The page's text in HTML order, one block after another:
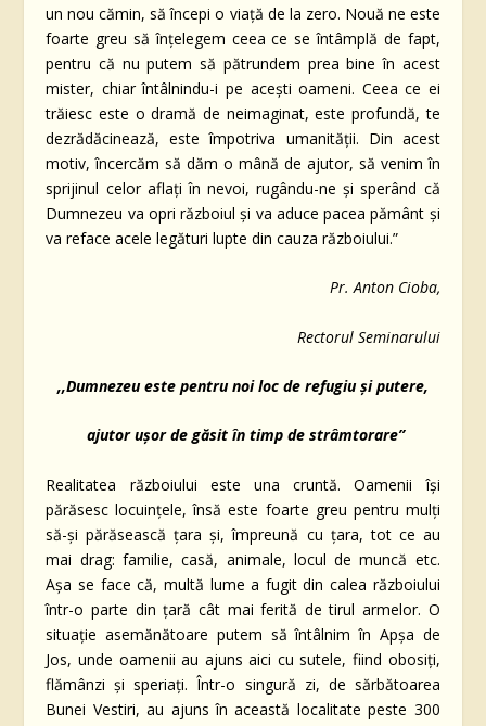
un nou cămin, să începi o viață de la zero. Nouă ne este
foarte greu să înțelegem ceea ce se întâmplă de fapt,
pentru că nu putem să pătrundem prea bine în acest
mister, chiar întâlnindu-i pe acești oameni. Ceea ce ei
trăiesc este o dramă de neimaginat, este profundă, te
dezrădăcinează, este împotriva umanității. Din acest
motiv, încercăm să dăm o mână de ajutor, să venim în
sprijinul celor aflați în nevoi, rugându-ne și sperând că
Dumnezeu va opri războiul și va aduce pacea pământ și
va reface acele legături lupte din cauza războiului.”
Pr. Anton Cioba,
Rectorul Seminarului
,,Dumnezeu este pentru noi loc de refugiu și putere,
ajutor ușor de găsit în timp de strâmtorare”
Realitatea războiului este una cruntă. Oamenii își
părăsesc locuințele, însă este foarte greu pentru mulți
să-și părăsească țara și, împreună cu țara, tot ce au
mai drag: familie, casă, animale, locul de muncă etc.
Așa se face că, multă lume a fugit din calea războiului
într-o parte din țară cât mai ferită de tirul armelor. O
situație asemănătoare putem să întâlnim în Apșa de
Jos, unde oamenii au ajuns aici cu sutele, fiind obosiți,
flămânzi și speriați. Într-o singură zi, de sărbătoarea
Bunei Vestiri, au ajuns în această localitate peste 300